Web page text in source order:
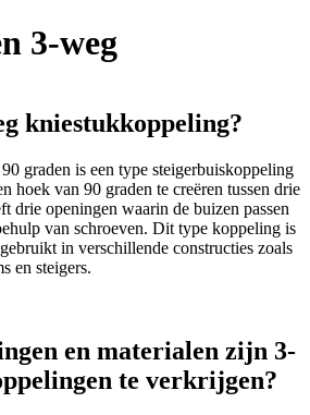
3-weg
kniestukkoppeling?
graden is een type steigerbuiskoppeling
hoek van 90 graden te creëren tussen drie
drie openingen waarin de buizen passen
van schroeven. Dit type koppeling is
in verschillende constructies zoals
en steigers.
en materialen zijn 3-
te verkrijgen?